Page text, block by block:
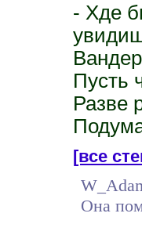
- Хде
Пусть
Разве
[все
Она